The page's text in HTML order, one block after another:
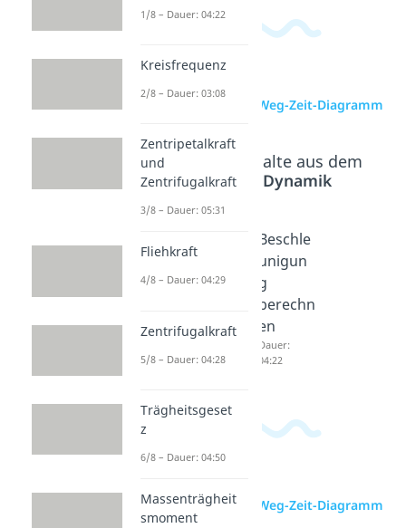
zur Videoseite: Weg-Zeit-Diagramm
Beliebte Inhalte aus dem
Bereich Dynamik
indigkei
t-Zeit-
mm
03:47
g
Beschle
unigun
g
berechn
en
Dauer:
04:22
zur Videoseite: Weg-Zeit-Diagramm
1/8 – Dauer: 04:22
Kreisfrequenz
2/8 – Dauer: 03:08
Zentripetalkraft
und
Zentrifugalkraft
3/8 – Dauer: 05:31
Fliehkraft
4/8 – Dauer: 04:29
Zentrifugalkraft
5/8 – Dauer: 04:28
Trägheitsgeset
z
6/8 – Dauer: 04:50
Massenträgheit
smoment